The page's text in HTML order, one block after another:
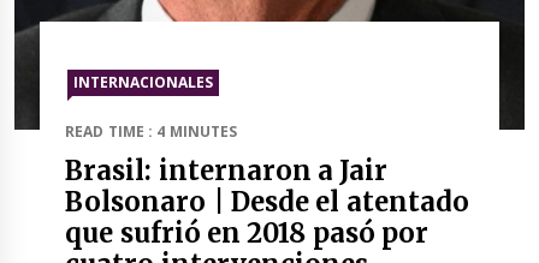
INTERNACIONALES
READ TIME : 4 MINUTES
Brasil: internaron a Jair
Bolsonaro | Desde el atentado
que sufrió en 2018 pasó por